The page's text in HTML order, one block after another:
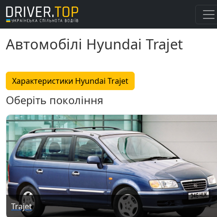
Автомобілі Hyundai Trajet
Характеристики Hyundai Trajet
Оберіть покоління
Trajet